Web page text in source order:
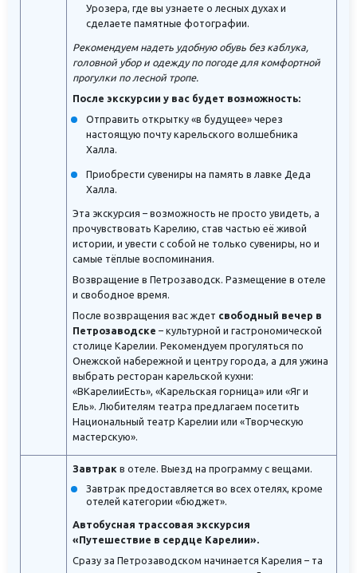
Урозера, где вы узнаете о лесных духах и
сделаете памятные фотографии.
Рекомендуем надеть удобную обувь без каблука,
головной убор и одежду по погоде для комфортной
прогулки по лесной тропе.
После экскурсии у вас будет возможность:
Отправить открытку «в будущее» через
настоящую почту карельского волшебника
Халла.
Приобрести сувениры на память в лавке Деда
Халла.
Эта экскурсия – возможность не просто увидеть, а
прочувствовать Карелию, став частью её живой
истории, и увести с собой не только сувениры, но и
самые тёплые воспоминания.
Возвращение в Петрозаводск. Размещение в отеле
и свободное время.
После возвращения вас ждет свободный вечер в
Петрозаводске – культурной и гастрономической
столице Карелии. Рекомендуем прогуляться по
Онежской набережной и центру города, а для ужина
выбрать ресторан карельской кухни:
«ВКарелииЕсть», «Карельская горница» или «Яг и
Ель». Любителям театра предлагаем посетить
Национальный театр Карелии или «Творческую
мастерскую».
Завтрак в отеле. Выезд на программу с вещами.
Завтрак предоставляется во всех отелях, кроме
отелей категории «бюджет».
Автобусная трассовая экскурсия
«Путешествие в сердце Карелии».
Сразу за Петрозаводском начинается Карелия – та